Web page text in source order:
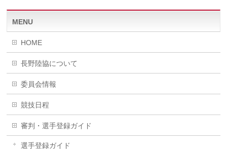
MENU
HOME
長野陸協について
委員会情報
競技日程
審判・選手登録ガイド
選手登録ガイド